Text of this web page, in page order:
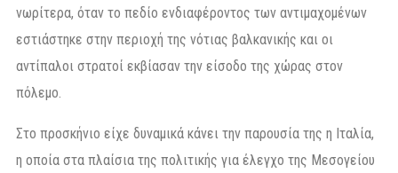
νωρίτερα, όταν το πεδίο ενδιαφέροντος των αντιμαχομένων
εστιάστηκε στην περιοχή της νότιας βαλκανικής και οι
αντίπαλοι στρατοί εκβίασαν την είσοδο της χώρας στον
πόλεμο.
Στο προσκήνιο είχε δυναμικά κάνει την παρουσία της η Ιταλία,
η οποία στα πλαίσια της πολιτικής για έλεγχο της Μεσογείου